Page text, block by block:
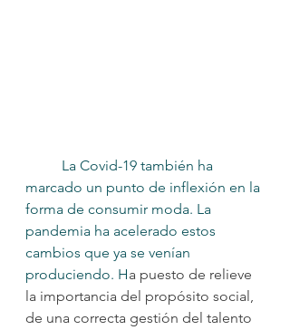
marcado un punto de inflexión en la
forma de consumir moda. La
pandemia ha acelerado estos
cambios que ya se venían
produciendo. Ha puesto de relieve
la importancia del propósito social,
de una correcta gestión del talento